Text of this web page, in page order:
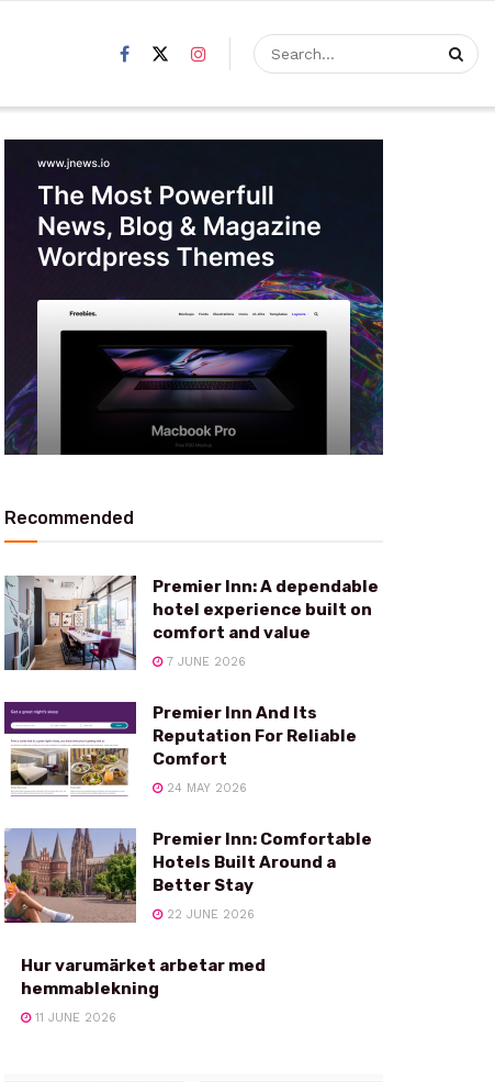
Recommended
Premier Inn: A dependable
hotel experience built on
comfort and value
7 JUNE 2026
Premier Inn And Its
Reputation For Reliable
Comfort
24 MAY 2026
Premier Inn: Comfortable
Hotels Built Around a
Better Stay
22 JUNE 2026
Hur varumärket arbetar med
hemmablekning
11 JUNE 2026